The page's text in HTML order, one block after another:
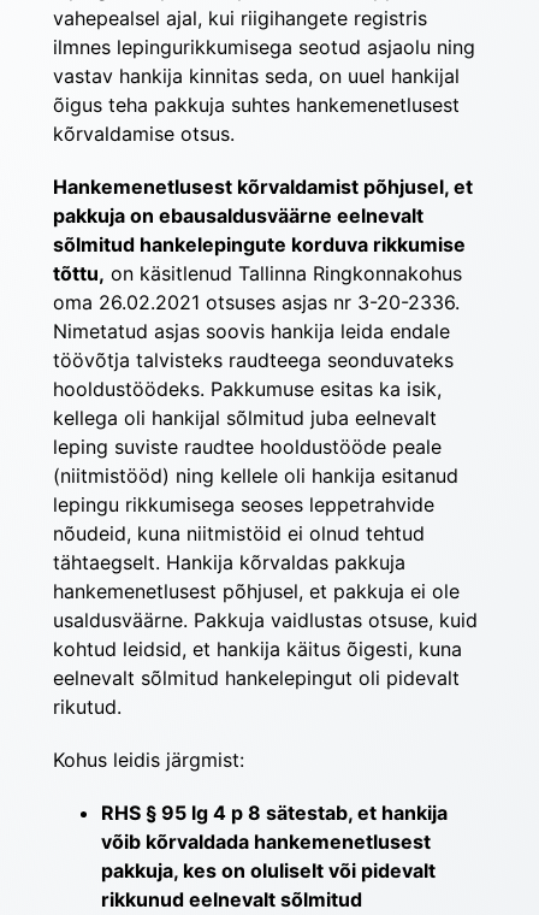
vahepealsel ajal, kui riigihangete registris
ilmnes lepingurikkumisega seotud asjaolu ning
vastav hankija kinnitas seda, on uuel hankijal
õigus teha pakkuja suhtes hankemenetlusest
kõrvaldamise otsus.
Hankemenetlusest kõrvaldamist põhjusel, et
pakkuja on ebausaldusväärne eelnevalt
sõlmitud hankelepingute korduva rikkumise
tõttu, on käsitlenud Tallinna Ringkonnakohus
oma 26.02.2021 otsuses asjas nr 3-20-2336.
Nimetatud asjas soovis hankija leida endale
töövõtja talvisteks raudteega seonduvateks
hooldustöödeks. Pakkumuse esitas ka isik,
kellega oli hankijal sõlmitud juba eelnevalt
leping suviste raudtee hooldustööde peale
(niitmistööd) ning kellele oli hankija esitanud
lepingu rikkumisega seoses leppetrahvide
nõudeid, kuna niitmistöid ei olnud tehtud
tähtaegselt. Hankija kõrvaldas pakkuja
hankemenetlusest põhjusel, et pakkuja ei ole
usaldusväärne. Pakkuja vaidlustas otsuse, kuid
kohtud leidsid, et hankija käitus õigesti, kuna
eelnevalt sõlmitud hankelepingut oli pidevalt
rikutud.
Kohus leidis järgmist:
RHS § 95 lg 4 p 8 sätestab, et hankija
võib kõrvaldada hankemenetlusest
pakkuja, kes on oluliselt või pidevalt
rikkunud eelnevalt sõlmitud